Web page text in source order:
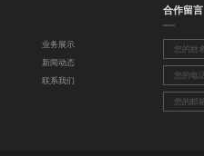
业务展示
新闻动态
联系我们
合作留言